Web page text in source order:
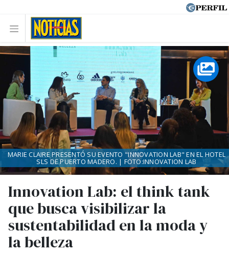
Innovation Lab: el think tank
que busca visibilizar la
sustentabilidad en la moda y
la belleza
MARIE CLAIRE PRESENTÓ SU EVENTO "INNOVATION LAB" EN EL HOTEL
SLS DE PUERTO MADERO. | FOTO:INNOVATION LAB